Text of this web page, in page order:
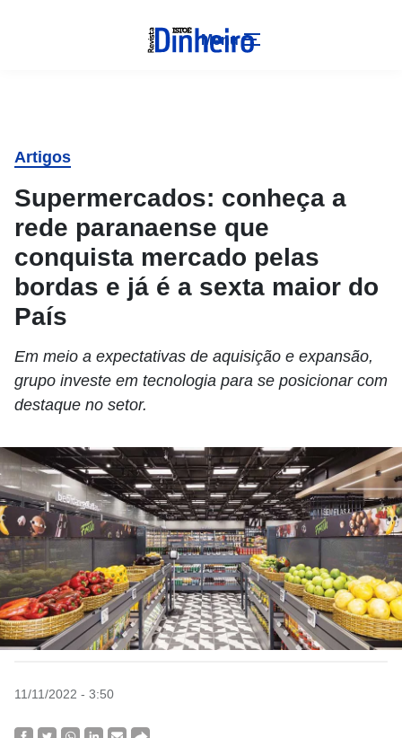
Menu
Artigos
Supermercados: conheça a
rede paranaense que
conquista mercado pelas
bordas e já é a sexta maior do
País
Em meio a expectativas de aquisição e expansão,
grupo investe em tecnologia para se posicionar com
destaque no setor.
11/11/2022 - 3:50